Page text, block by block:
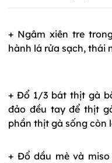
+ Ngâm xiên tre
hành lá rửa sạch, thái
+ Đổ 1/3 bát thịt gà
đảo đều tay để thịt
phần thịt gà sống còn
+ Đổ dầu mè và